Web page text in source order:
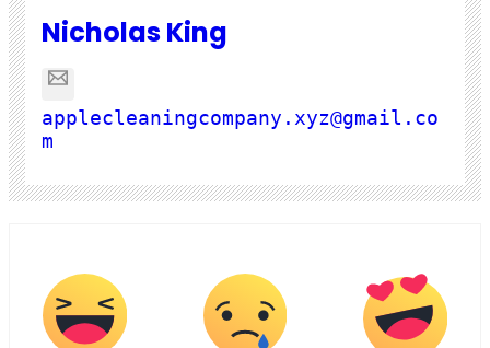
Nicholas King
applecleaningcompany.xyz@gmail.co
m